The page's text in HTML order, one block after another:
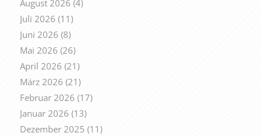
August 2026 (4)
Juli 2026 (11)
Juni 2026 (8)
Mai 2026 (26)
April 2026 (21)
März 2026 (21)
Februar 2026 (17)
Januar 2026 (13)
Dezember 2025 (11)